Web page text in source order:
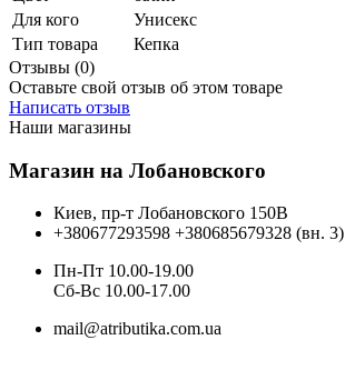
Для кого
Унисекс
Тип товара
Кепка
Отзывы (0)
Оставьте свой отзыв об этом товаре
Написать отзыв
Наши магазины
Магазин на Лобановского
Киев, пр-т Лобановского 150В
+380677293598 +380685679328 (вн. 3)
Пн-Пт 10.00-19.00
Cб-Вс 10.00-17.00
mail@atributika.com.ua